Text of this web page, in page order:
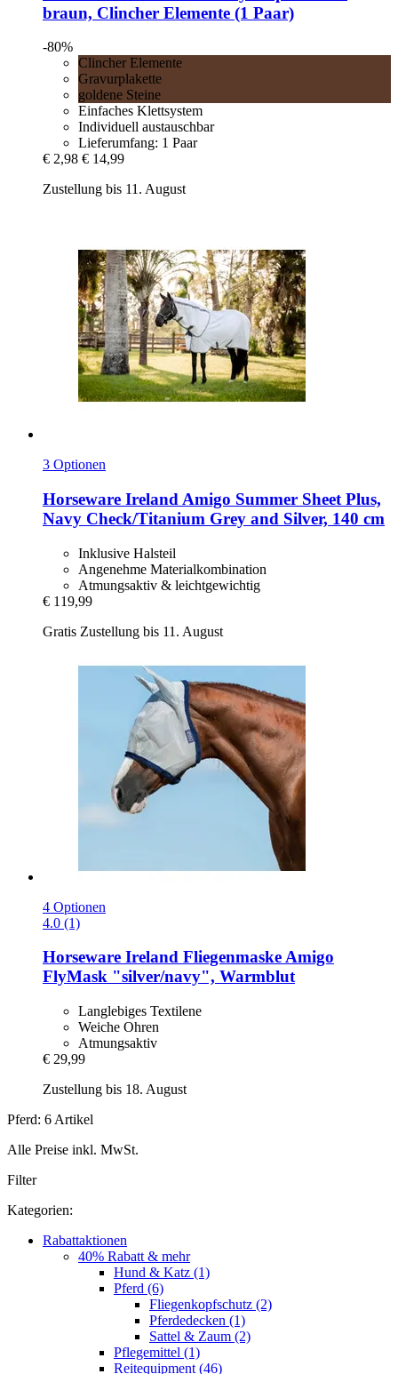
braun, Clincher Elemente (1 Paar)
-80%
Clincher Elemente
Gravurplakette
goldene Steine
Einfaches Klettsystem
Individuell austauschbar
Lieferumfang: 1 Paar
€ 2,98 € 14,99
Zustellung bis 11. August
3 Optionen
Horseware Ireland Amigo Summer Sheet Plus,
Navy Check/Titanium Grey and Silver, 140 cm
Inklusive Halsteil
Angenehme Materialkombination
Atmungsaktiv & leichtgewichtig
€ 119,99
Gratis Zustellung bis 11. August
4 Optionen
4.0 (1)
Horseware Ireland Fliegenmaske Amigo
FlyMask "silver/navy", Warmblut
Langlebiges Textilene
Weiche Ohren
Atmungsaktiv
€ 29,99
Zustellung bis 18. August
Pferd: 6 Artikel
Alle Preise inkl. MwSt.
Filter
Kategorien:
Rabattaktionen
40% Rabatt & mehr
Hund & Katz (1)
Pferd (6)
Fliegenkopfschutz (2)
Pferdedecken (1)
Sattel & Zaum (2)
Pflegemittel (1)
Reitequipment (46)